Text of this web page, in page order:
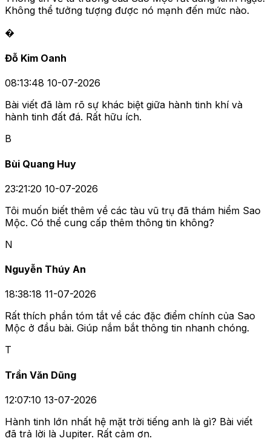
Không thể tưởng tượng được nó mạnh đến mức nào.
�
Đỗ Kim Oanh
08:13:48 10-07-2026
Bài viết đã làm rõ sự khác biệt giữa hành tinh khí và
hành tinh đất đá. Rất hữu ích.
B
Bùi Quang Huy
23:21:20 10-07-2026
Tôi muốn biết thêm về các tàu vũ trụ đã thám hiểm Sao
Mộc. Có thể cung cấp thêm thông tin không?
N
Nguyễn Thúy An
18:38:18 11-07-2026
Rất thích phần tóm tắt về các đặc điểm chính của Sao
Mộc ở đầu bài. Giúp nắm bắt thông tin nhanh chóng.
T
Trần Văn Dũng
12:07:10 13-07-2026
Hành tinh lớn nhất hệ mặt trời tiếng anh là gì? Bài viết
đã trả lời là Jupiter. Rất cảm ơn.